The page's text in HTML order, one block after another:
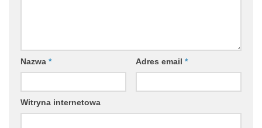
Nazwa * Adres email *
Witryna internetowa